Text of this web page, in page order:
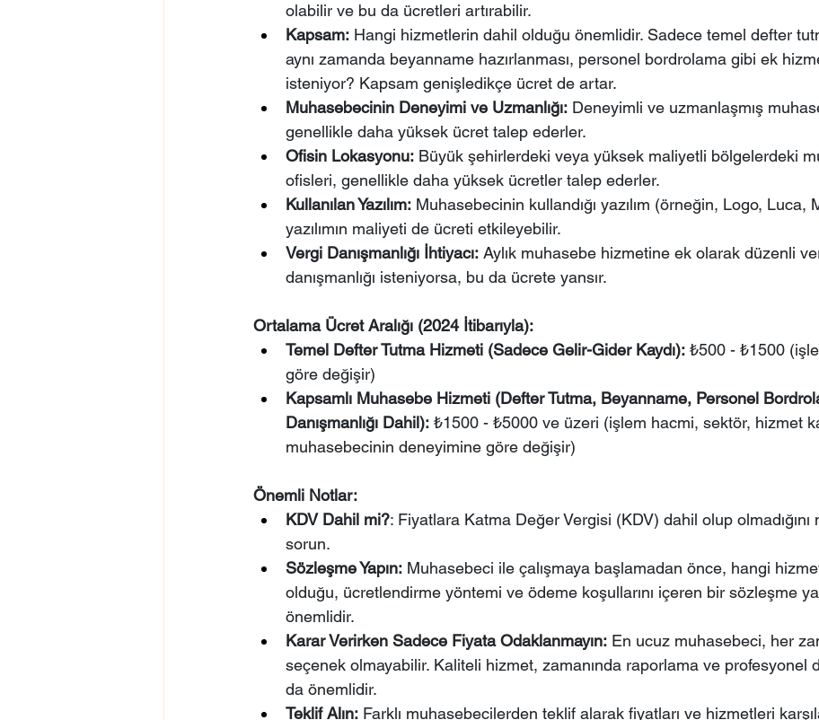
olabilir ve bu da ücretleri artırabilir.
Kapsam: Hangi hizmetlerin dahil olduğu önemlidir. Sadece temel defter
aynı zamanda beyanname hazırlanması, personel bordrolama gibi ek
isteniyor? Kapsam genişledikçe ücret de artar.
Muhasebecinin Deneyimi ve Uzmanlığı: Deneyimli ve uzmanlaşmış
genellikle daha yüksek ücret talep ederler.
Ofisin Lokasyonu: Büyük şehirlerdeki veya yüksek maliyetli bölgelerdeki
ofisleri, genellikle daha yüksek ücretler talep ederler.
Kullanılan Yazılım: Muhasebecinin kullandığı yazılım (örneğin, Logo, Luca,
yazılımın maliyeti de ücreti etkileyebilir.
Vergi Danışmanlığı İhtiyacı: Aylık muhasebe hizmetine ek olarak düzenli
danışmanlığı isteniyorsa, bu da ücrete yansır.
Ortalama Ücret Aralığı (2024 İtibarıyla):
Temel Defter Tutma Hizmeti (Sadece Gelir-Gider Kaydı): ₺500 - ₺1500
göre değişir)
Kapsamlı Muhasebe Hizmeti (Defter Tutma, Beyanname, Personel
Danışmanlığı Dahil): ₺1500 - ₺5000 ve üzeri (işlem hacmi, sektör, hizmet
muhasebecinin deneyimine göre değişir)
Önemli Notlar:
KDV Dahil mi?: Fiyatlara Katma Değer Vergisi (KDV) dahil olup olmadığını
sorun.
Sözleşme Yapın: Muhasebeci ile çalışmaya başlamadan önce, hangi
olduğu, ücretlendirme yöntemi ve ödeme koşullarını içeren bir sözleşme
önemlidir.
Karar Verirken Sadece Fiyata Odaklanmayın: En ucuz muhasebeci, her
seçenek olmayabilir. Kaliteli hizmet, zamanında raporlama ve profesyonel
da önemlidir.
Teklif Alın: Farklı muhasebecilerden teklif alarak fiyatları ve hizmetleri